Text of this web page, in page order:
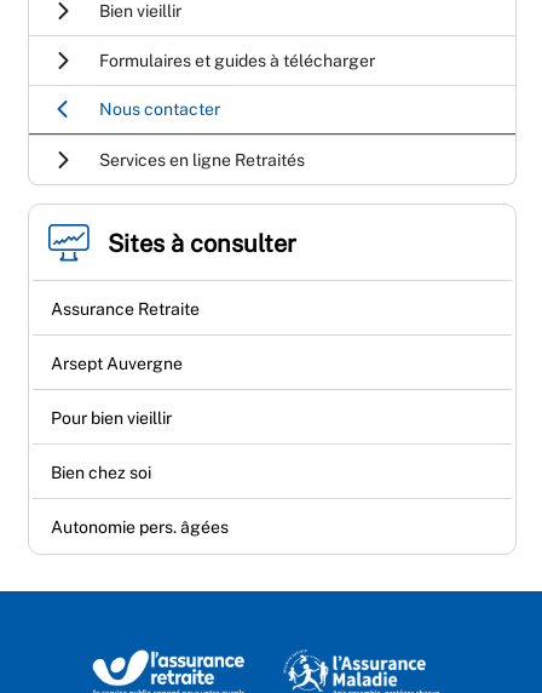
Bien vieillir
Formulaires et guides à télécharger
Nous contacter
Services en ligne Retraités
Sites à consulter
Assurance Retraite
Arsept Auvergne
Pour bien vieillir
Bien chez soi
Autonomie pers. âgées